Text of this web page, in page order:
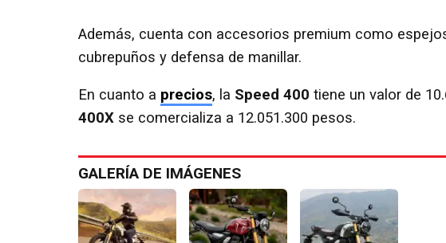
Además, cuenta con accesorios premium como
cubrepuños y defensa de manillar.
En cuanto a precios, la Speed 400 tiene un valor de
400X se comercializa a 12.051.300 pesos.
GALERÍA DE IMÁGENES